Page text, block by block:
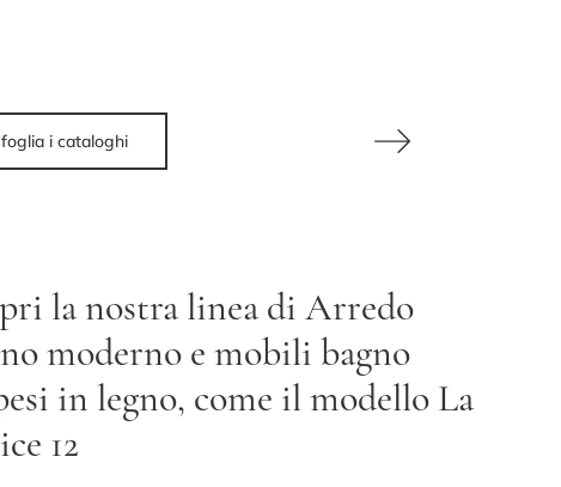
i cataloghi
la nostra linea di Arredo
moderno e mobili bagno
in legno, come il modello La
12